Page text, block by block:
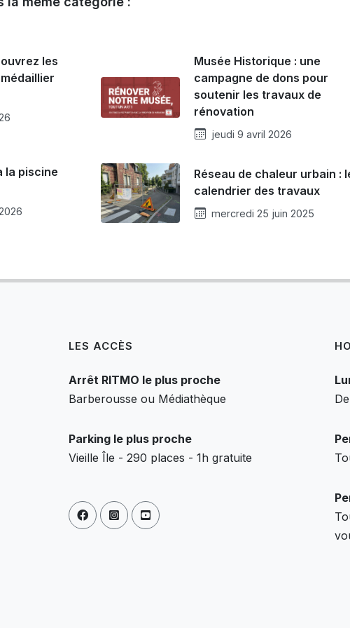
les
Musée Historique : une
campagne de dons pour
soutenir les travaux de
rénovation
jeudi 9 avril 2026
la piscine
Réseau de chaleur urbain :
calendrier des travaux
mercredi 25 juin 2025
LES ACCÈS
Arrêt RITMO le plus proche
Barberousse ou Médiathèque
Parking le plus proche
Vieille Île - 290 places - 1h gratuite